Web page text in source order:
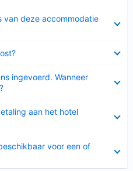
van deze accommodatie
ingevoerd. Wanneer
aan het hotel
voor een of